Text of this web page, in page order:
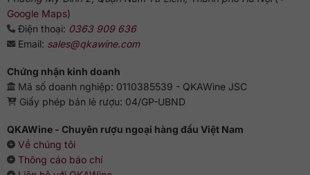
Vang nên được thưởng thức ở nhiệt độ từ 16-18 độ C, với
những món ăn đa dạng như thịt bò, bánh mì kẹp thịt, phô
mai, sườn lợn, hoặc những món hải sản thơm ngon như tôm,
trở nên trọn vẹn nhất.
Google Maps)
Điện thoại: 0363 909 636
Email: sales@qkawine.com
Chứng nhận kinh doanh
Mã số doanh nghiệp: 0110385539 - QKAWine JSC
Giấy phép bán lẻ rượu: 04/GP-UBND
QKAWine - Chuyên rượu ngoại hàng đầu Việt Nam
Về chúng tôi
Thông cáo báo chí